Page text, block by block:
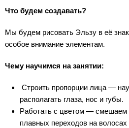
Что будем создавать?
Мы будем рисовать Эльзу в её
особое внимание элементам.
Чему научимся на занятии:
Строить пропорции лица —
располагать глаза, нос и губы.
Работать с цветом — смешаем
плавных переходов на волосах